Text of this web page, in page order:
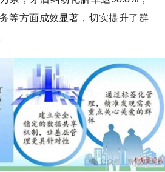
等方面成效显著，切实提升了群